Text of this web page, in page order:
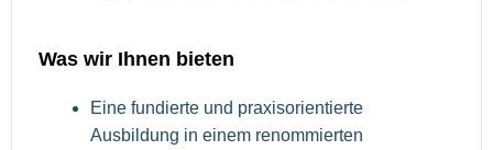
Was wir Ihnen bieten
Eine fundierte und praxisorientierte
Ausbildung in einem renommierten